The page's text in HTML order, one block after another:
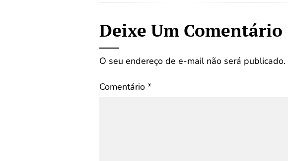
Deixe Um Comentário
O seu endereço de e-mail não será publicado.
Comentário *